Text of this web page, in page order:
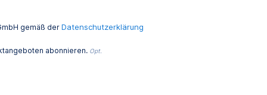
gemäß der Datenschutzerklärung
abonnieren. Opt.